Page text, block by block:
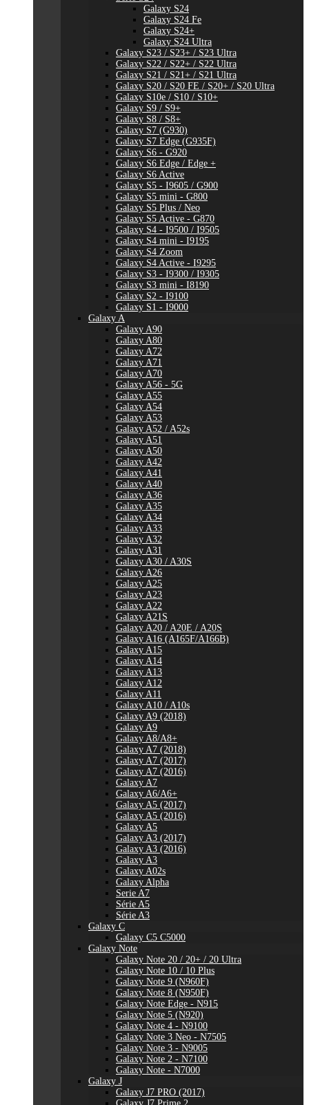
Galaxy S24
Galaxy S24 Fe
Galaxy S24+
Galaxy S24 Ultra
Galaxy S23 / S23+ / S23 Ultra
Galaxy S22 / S22+ / S22 Ultra
Galaxy S21 / S21+ / S21 Ultra
Galaxy S20 / S20 FE / S20+ / S20 Ultra
Galaxy S10e / S10 / S10+
Galaxy S9 / S9+
Galaxy S8 / S8+
Galaxy S7 (G930)
Galaxy S7 Edge (G935F)
Galaxy S6 - G920
Galaxy S6 Edge / Edge +
Galaxy S6 Active
Galaxy S5 - I9605 / G900
Galaxy S5 mini - G800
Galaxy S5 Plus / Neo
Galaxy S5 Active - G870
Galaxy S4 - I9500 / I9505
Galaxy S4 mini - I9195
Galaxy S4 Zoom
Galaxy S4 Active - I9295
Galaxy S3 - I9300 / I9305
Galaxy S3 mini - I8190
Galaxy S2 - I9100
Galaxy S1 - I9000
Galaxy A
Galaxy A90
Galaxy A80
Galaxy A72
Galaxy A71
Galaxy A70
Galaxy A56 - 5G
Galaxy A55
Galaxy A54
Galaxy A53
Galaxy A52 / A52s
Galaxy A51
Galaxy A50
Galaxy A42
Galaxy A41
Galaxy A40
Galaxy A36
Galaxy A35
Galaxy A34
Galaxy A33
Galaxy A32
Galaxy A31
Galaxy A30 / A30S
Galaxy A26
Galaxy A25
Galaxy A23
Galaxy A22
Galaxy A21S
Galaxy A20 / A20E / A20S
Galaxy A16 (A165F/A166B)
Galaxy A15
Galaxy A14
Galaxy A13
Galaxy A12
Galaxy A11
Galaxy A10 / A10s
Galaxy A9 (2018)
Galaxy A9
Galaxy A8/A8+
Galaxy A7 (2018)
Galaxy A7 (2017)
Galaxy A7 (2016)
Galaxy A7
Galaxy A6/A6+
Galaxy A5 (2017)
Galaxy A5 (2016)
Galaxy A5
Galaxy A3 (2017)
Galaxy A3 (2016)
Galaxy A3
Galaxy A02s
Galaxy Alpha
Serie A7
Série A5
Série A3
Galaxy C
Galaxy C5 C5000
Galaxy Note
Galaxy Note 20 / 20+ / 20 Ultra
Galaxy Note 10 / 10 Plus
Galaxy Note 9 (N960F)
Galaxy Note 8 (N950F)
Galaxy Note Edge - N915
Galaxy Note 5 (N920)
Galaxy Note 4 - N9100
Galaxy Note 3 Neo - N7505
Galaxy Note 3 - N9005
Galaxy Note 2 - N7100
Galaxy Note - N7000
Galaxy J
Galaxy J7 PRO (2017)